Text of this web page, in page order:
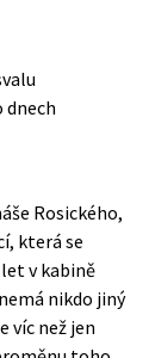
dnech
Rosického,
která se
v kabině
nikdo jiný
víc než jen